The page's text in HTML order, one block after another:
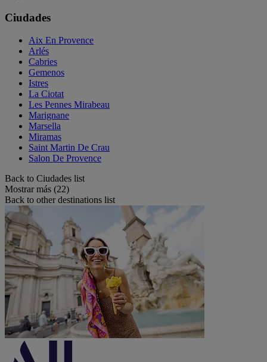
Ciudades
Aix En Provence
Arlés
Cabries
Gemenos
Istres
La Ciotat
Les Pennes Mirabeau
Marignane
Marsella
Miramas
Saint Martin De Crau
Salon De Provence
Back to Ciudades list
Mostrar más (22)
Back to other destinations list